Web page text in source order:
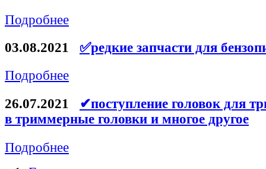
Ремни для электроинструмента
Подробнее
03.08.2021
✅редкие запчасти для
Подробнее
26.07.2021
✔поступление головок для
в триммерные головки и многое другое
Подробнее